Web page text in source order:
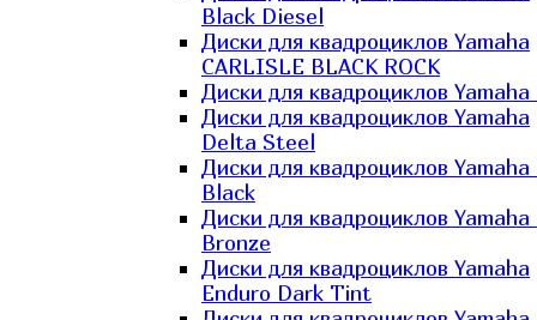
Black Diesel
Диски для квадроциклов Yamaha
CARLISLE BLACK ROCK
Диски для квадроциклов Yamaha
Диски для квадроциклов Yamaha
Delta Steel
Диски для квадроциклов
Black
Диски для квадроциклов
Bronze
Диски для квадроциклов Yamaha
Enduro Dark Tint